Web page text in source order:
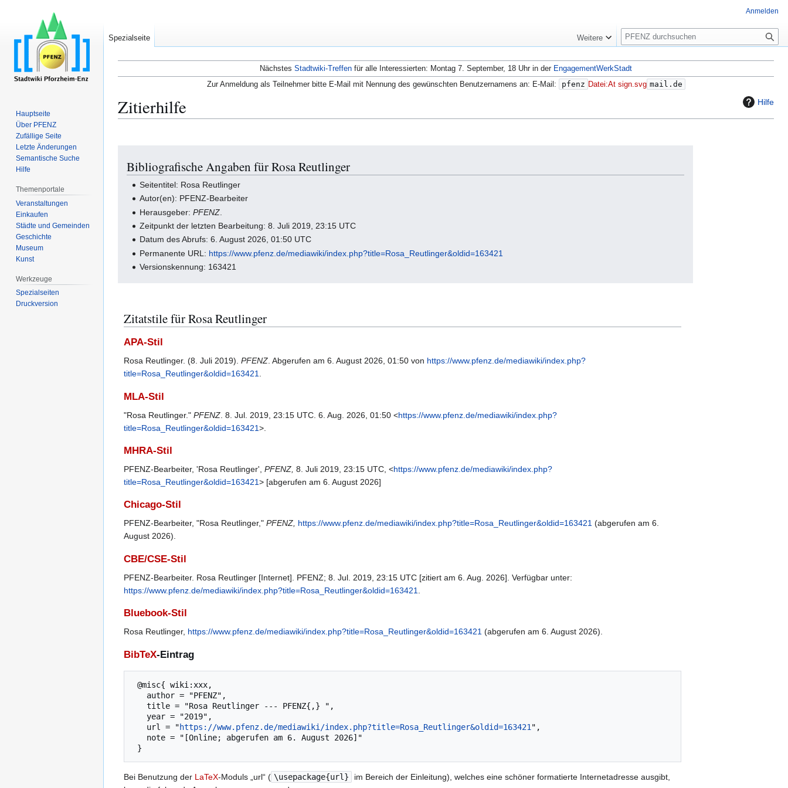
Nächstes Stadtwiki-Treffen für alle Interessierten: Montag 7. September, 18 Uhr in der EngagementWerkStadt
Zur Anmeldung als Teilnehmer bitte E-Mail mit Nennung des gewünschten Benutzernamens an: E-Mail:
pfenz Datei:At sign.svg mail.de
Hilfe
Zitierhilfe
Navigation
springen
Suche
springen
Bibliografische Angaben für Rosa Reutlinger
Seitentitel: Rosa Reutlinger
Autor(en): PFENZ-Bearbeiter
Herausgeber:PFENZ
Zeitpunkt der letzten Bearbeitung: 8. Juli 2019, 23:15 UTC
Datum des Abrufs: 6. August 2026, 01:50 UTC
Permanente URL: https://www.pfenz.de/mediawiki/index.php?title=Rosa_Reutlinger&oldid=163421
Versionskennung: 163421
Zitatstile für Rosa Reutlinger
APA-Stil
Rosa Reutlinger. (8. Juli 2019). PFENZ. Abgerufen am 6. August 2026, 01:50 von https://www.pfenz.de/mediawiki/index.php?
title=Rosa_Reutlinger&oldid=163421.
MLA-Stil
"Rosa Reutlinger." PFENZ . 8. Jul. 2019, 23:15 UTC. 6. Aug. 2026, 01:50 <https://www.pfenz.de/mediawiki/index.php?
title=Rosa_Reutlinger&oldid=163421>.
MHRA-Stil
PFENZ-Bearbeiter, 'Rosa Reutlinger', PFENZ, 8. Juli 2019, 23:15 UTC, <https://www.pfenz.de/mediawiki/index.php?
title=Rosa_Reutlinger&oldid=163421> [abgerufen am 6. August 2026]
Chicago-Stil
PFENZ-Bearbeiter, "Rosa Reutlinger," PFENZ, https://www.pfenz.de/mediawiki/index.php?title=Rosa_Reutlinger&oldid=163421 (abgerufen am 6.
August 2026).
CBE/CSE-Stil
PFENZ-Bearbeiter. Rosa Reutlinger [Internet]. PFENZ; 8. Jul. 2019, 23:15 UTC [zitiert am 6. Aug. 2026]. Verfügbar unter:
https://www.pfenz.de/mediawiki/index.php?title=Rosa_Reutlinger&oldid=163421
Bluebook-Stil
Rosa Reutlinger, https://www.pfenz.de/mediawiki/index.php?title=Rosa_Reutlinger&oldid=163421 (abgerufen am 6. August 2026).
BibTeX-Eintrag
   url = "
https://www.pfenz.de/mediawiki/index.php?title=Rosa_Reutlinger&oldid=163421 ",
Bei Benutzung der LaTeX-Moduls „url“ ( \usepackage{url}
im Bereich der Einleitung), welches eine schöner formatierte Internetadresse ausgibt,
Anmelden
Spezialseite Weitere
S
u
c
h
e
Hauptseite
Über PFENZ
Zufällige Seite
Letzte Änderungen
Semantische Suche
Hilfe
Themenportale
Veranstaltungen
Einkaufen
Städte und Gemeinden
Geschichte
Museum
Kunst
Werkzeuge
Spezialseiten
Druckversion